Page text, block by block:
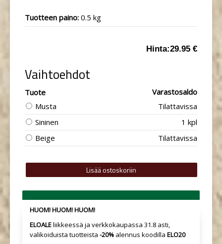
Tuotteen paino: 0.5 kg
Hinta:29.95 €
Vaihtoehdot
Tuote
Varastosaldo
Musta
Tilattavissa
Sininen
1 kpl
Beige
Tilattavissa
HUOM! HUOM! HUOM!
ELOALEliikkeessä ja verkkokaupassa 31.8 asti,
valikoiduista tuotteista -20% alennus koodilla ELO20